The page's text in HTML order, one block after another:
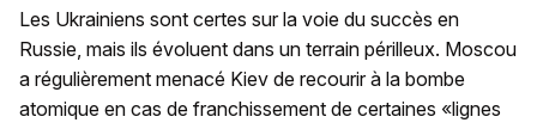
Les Ukrainiens sont certes sur la voie du succès en
Russie, mais ils évoluent dans un terrain périlleux. Moscou
a régulièrement menacé Kiev de recourir à la bombe
atomique en cas de franchissement de certaines «lignes